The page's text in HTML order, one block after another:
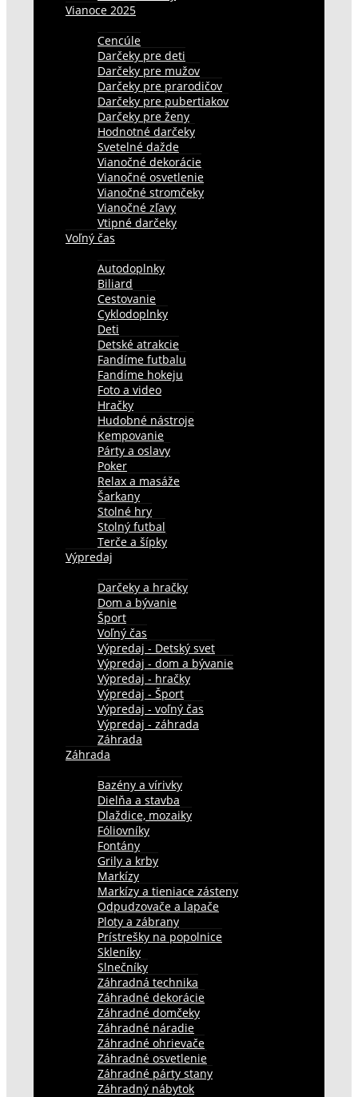
Vianoce 2025
Cencúle
Darčeky pre deti
Darčeky pre mužov
Darčeky pre prarodičov
Darčeky pre pubertiakov
Darčeky pre ženy
Hodnotné darčeky
Svetelné dažde
Vianočné dekorácie
Vianočné osvetlenie
Vianočné stromčeky
Vianočné zľavy
Vtipné darčeky
Voľný čas
Autodoplnky
Biliard
Cestovanie
Cyklodoplnky
Deti
Detské atrakcie
Fandíme futbalu
Fandíme hokeju
Foto a video
Hračky
Hudobné nástroje
Kempovanie
Párty a oslavy
Poker
Relax a masáže
Šarkany
Stolné hry
Stolný futbal
Terče a šípky
Výpredaj
Darčeky a hračky
Dom a bývanie
Šport
Voľný čas
Výpredaj - Detský svet
Výpredaj - dom a bývanie
Výpredaj - hračky
Výpredaj - Šport
Výpredaj - voľný čas
Výpredaj - záhrada
Záhrada
Záhrada
Bazény a vírivky
Dielňa a stavba
Dlaždice, mozaiky
Fóliovníky
Fontány
Grily a krby
Markízy
Markízy a tieniace zásteny
Odpudzovače a lapače
Ploty a zábrany
Prístrešky na popolnice
Skleníky
Slnečníky
Záhradná technika
Záhradné dekorácie
Záhradné domčeky
Záhradné náradie
Záhradné ohrievače
Záhradné osvetlenie
Záhradné párty stany
Záhradný nábytok